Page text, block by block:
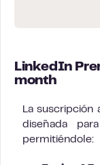
LinkedIn
month
La suscripción
diseñada
permitiéndole: